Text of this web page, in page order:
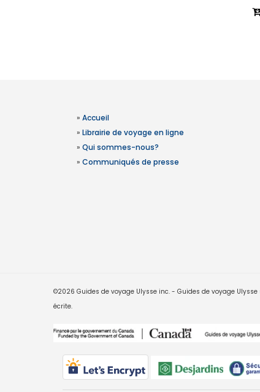
» Accueil
» Librairie de voyage en ligne
» Qui sommes-nous?
» Communiqués de presse
©2026 Guides de voyage Ulysse inc. - Guides de voyage
écrite.